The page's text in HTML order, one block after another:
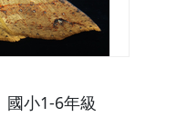
國小1-6年級